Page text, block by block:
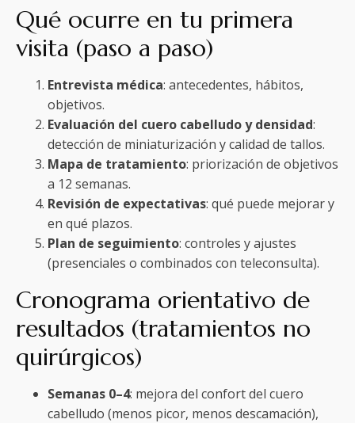
Qué ocurre en tu primera
visita (paso a paso)
Entrevista médica: antecedentes, hábitos,
objetivos.
Evaluación del cuero cabelludo y densidad:
detección de miniaturización y calidad de tallos.
Mapa de tratamiento: priorización de objetivos
a 12 semanas.
Revisión de expectativas: qué puede mejorar y
en qué plazos.
Plan de seguimiento: controles y ajustes
(presenciales o combinados con teleconsulta).
Cronograma orientativo de
resultados (tratamientos no
quirúrgicos)
Semanas 0–4: mejora del confort del cuero
cabelludo (menos picor, menos descamación),